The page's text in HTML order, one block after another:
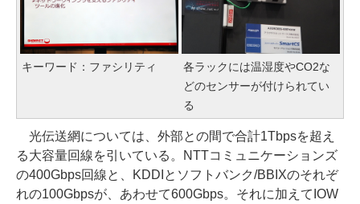
キーワード：ファシリティ
各ラックには温湿度やCO2な
どのセンサーが付けられてい
る
光伝送網については、外部との間で合計1Tbpsを超え
る大容量回線を引いている。NTTコミュニケーションズ
の400Gbps回線と、KDDIとソフトバンク/BBIXのそれぞ
れの100Gbpsが、あわせて600Gbps。それに加えてIOW